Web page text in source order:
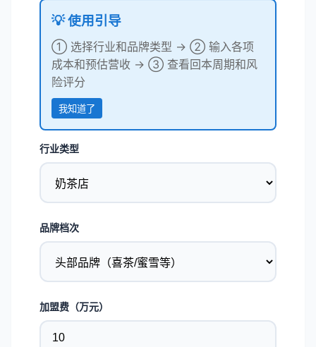
💡 使用引导
① 选择行业和品牌类型 → ② 输入各项
成本和预估营收 → ③ 查看回本周期和风
险评分
我知道了
行业类型
品牌档次
加盟费（万元）